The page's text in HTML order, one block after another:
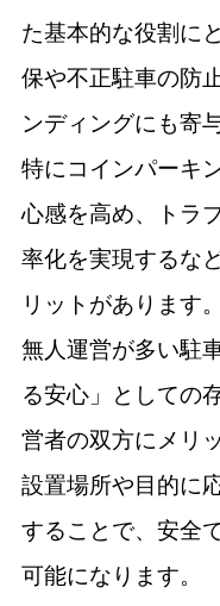
た基本的な役割に
保や不正駐車の防
ンディングにも寄
特にコインパーキ
心感を高め、トラ
率化を実現するな
リットがあります。
無人運営が多い駐
る安心」としての
営者の双方にメリ
設置場所や目的に
することで、安全
可能になります。